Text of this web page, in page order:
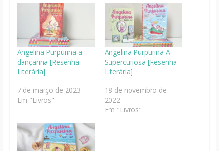
Angelina Purpurina a
dançarina [Resenha
Literária]
7 de março de 2023
Em "Livros"
Angelina Purpurina A
Supercuriosa [Resenha
Literária]
18 de novembro de
2022
Em "Livros"